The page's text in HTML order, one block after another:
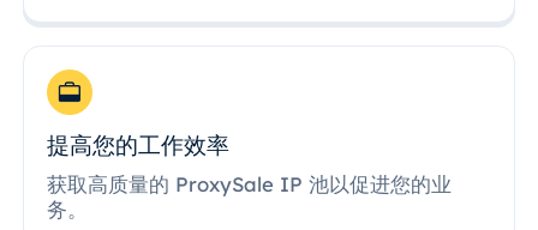
提高您的工作效率
获取高质量的 ProxySale IP 池以促进您的业
务。